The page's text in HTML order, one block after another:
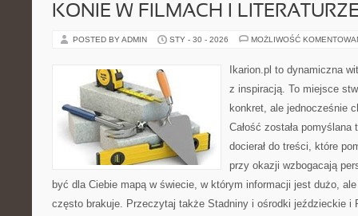
KONIE W FILMACH I
POSTED BY ADMIN STY - 30 - 2026 MOŻLIWOŚĆ
Ikarion.pl to dynamiczna
z inspiracją. To miejsce
konkret, ale jednocześnie
Całość została
docierał do treści, które
przy okazji wzbogacają
być dla Ciebie mapą w świecie, w którym informacji jest dużo,
często brakuje. Przeczytaj także Stadniny i ośrodki jeździeckie i